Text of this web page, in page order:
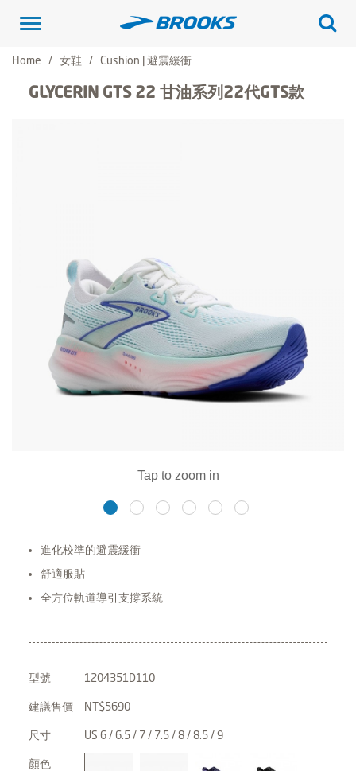
Toggle
Home
女鞋 Cushion | 避震緩衝
GLYCERIN GTS 22 甘油系列22代GTS款
進化校準的避震緩衝
舒適服貼
全方位軌道導引支撐系統
型號 1204351D110
建議售價 NT$5690
尺寸 US 6 / 6.5 / 7 / 7.5 / 8 / 8.5 / 9
顏色